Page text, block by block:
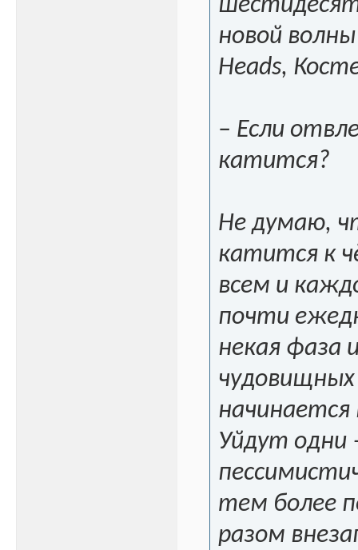
новой
Heads,
– Если
катится?
Не думаю,
катится к
всем и
почти
некая фаза
Уйдут одни
тем более
разом